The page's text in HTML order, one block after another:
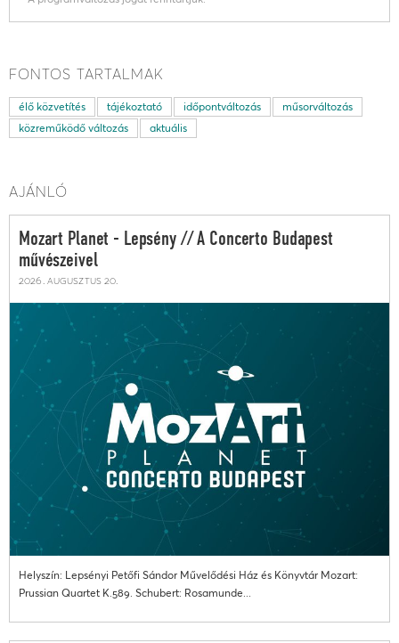
FONTOS TARTALMAK
élő közvetítés tájékoztató időpontváltozás
műsorváltozás
közreműködő változás
aktuális
AJÁNLÓ
Mozart Planet - Lepsény // A Concerto Budapest
művészeivel
2026. augusztus 20.
Helyszín: Lepsényi Petőfi Sándor Művelődési Ház és Könyvtár Mozart:
Prussian Quartet K.589. Schubert: Rosamunde...